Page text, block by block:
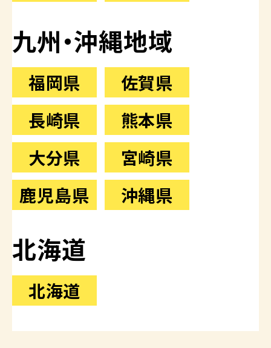
九州・沖縄地域
福岡県
佐賀県
長崎県
熊本県
大分県
宮崎県
鹿児島県
沖縄県
北海道
北海道